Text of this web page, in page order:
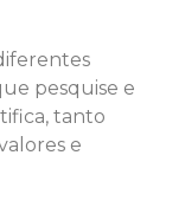
pesquise e
tanto
e